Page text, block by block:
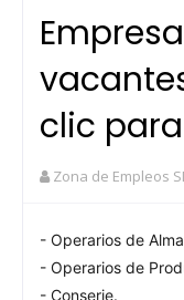
clic
Zona de Empleos
- Operarios de
- Operarios de
- Conserje.